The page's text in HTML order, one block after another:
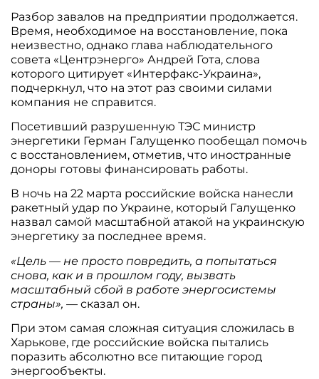
Разбор завалов на предприятии продолжается.
Время, необходимое на восстановление, пока
неизвестно, однако глава наблюдательного
совета «Центрэнерго» Андрей Гота, слова
которого цитирует «Интерфакс-Украина»,
подчеркнул, что на этот раз своими силами
компания не справится.
Посетивший разрушенную ТЭС министр
энергетики Герман Галущенко пообещал помочь
с восстановлением, отметив, что иностранные
доноры готовы финансировать работы.
В ночь на 22 марта российские войска нанесли
ракетный удар по Украине, который Галущенко
назвал самой масштабной атакой на украинскую
энергетику за последнее время.
«Цель — не просто повредить, а попытаться
снова, как и в прошлом году, вызвать
масштабный сбой в работе энергосистемы
страны», — сказал он.
При этом самая сложная ситуация сложилась в
Харькове, где российские войска пытались
поразить абсолютно все питающие город
энергообъекты.